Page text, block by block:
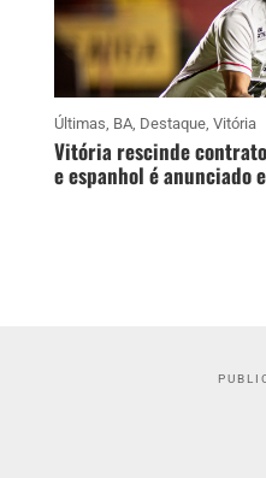
Últimas, BA, Destaque, Vitória
Vitória rescinde
e espanhol é anunciado